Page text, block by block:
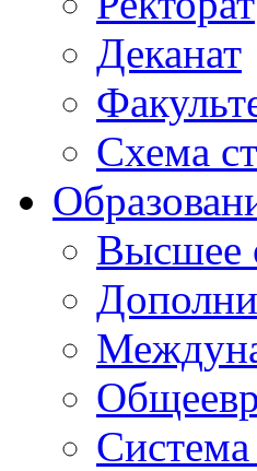
Деканат
Схема
Высшее
Система